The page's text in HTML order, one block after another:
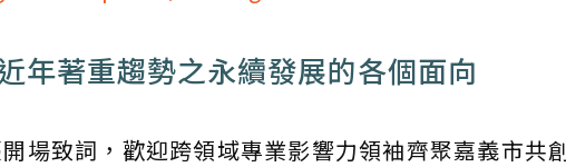
年著重趨勢之永續發展的各個面向
場致詞，歡迎跨領域專業影響力領袖齊聚嘉義市共